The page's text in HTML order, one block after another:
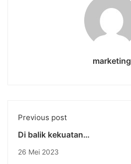
marketing
Previous post
Di balik kekuatan
Perusahaan Pembuat
26 Mei 2023